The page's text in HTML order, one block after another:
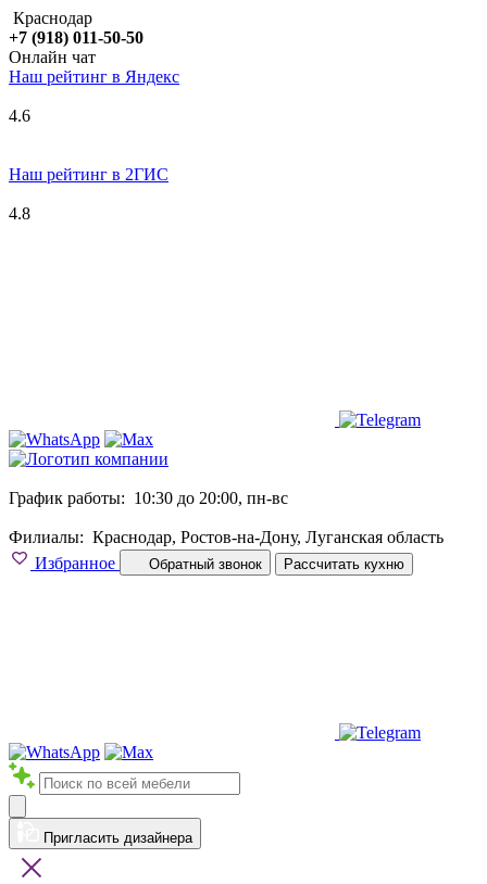
Краснодар
+7 (918) 011-50-50
Онлайн чат
Наш рейтинг в Яндекс
4.6
Наш рейтинг в 2ГИС
4.8
График работы: 10:30 до 20:00, пн-вс
Филиалы: Краснодар, Ростов-на-Дону, Луганская область
Избранное
Обратный звонок Рассчитать кухню
Пригласить дизайнера